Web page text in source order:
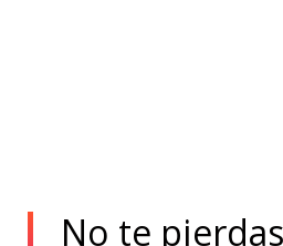
No te